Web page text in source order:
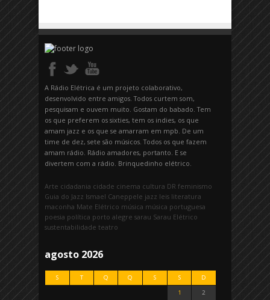
A Rádio Elétrica é um projeto colaborativo,
desenvolvido entre amigos. Todos curtem som,
pesquisam e ouvem muito. Gostam do babado. Tem
os que preferem os sixties, tem os indies, os que
amam jazz e os que se amarram em mpb. De um
time de dez, sete são músicos. Todos os que fazem
amam rádio. Rádio amadores, portanto. E se
divertem com a rádio. Brinquedinho elétrico.
Arte cidadania cidade cinema cultura DR feminismo
Guia do Jazz Ismael Caneppele jazz leis literatura
maconha Mate Elétrico música música portuguesa
poesia política porto alegre sarau Sarau Elétrico
sustentabilidade teatro
agosto 2026
S T Q Q S S
D
1
2